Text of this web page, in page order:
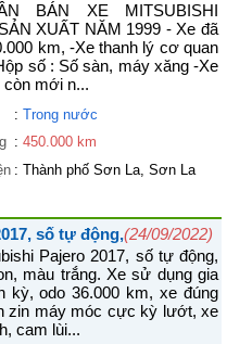
BÁN XE MITSUBISHI
XUẤT NĂM 1999 - Xe đã
km, -Xe thanh lý cơ quan
số : Số sàn, máy xăng -Xe
mới n...
: Trong nước
: 450.000 km
: Thành phố Sơn La, Sơn La
số tự động,(24/09/2022)
Pajero 2017, số tự động,
màu trắng. Xe sử dụng gia
kỳ, odo 36.000 km, xe đúng
zin máy móc cực kỳ lướt, xe
cam lùi...